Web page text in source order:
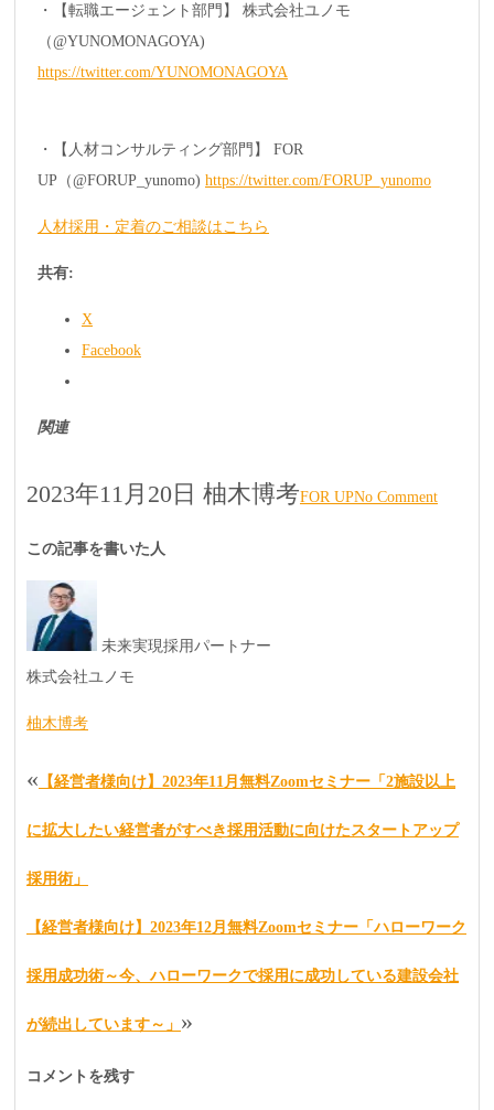
・【転職エージェント部門】 株式会社ユノモ
（@YUNOMONAGOYA)
https://twitter.com/YUNOMONAGOYA
・【人材コンサルティング部門】 FOR
UP（@FORUP_yunomo) https://twitter.com/FORUP_yunomo
人材採用・定着のご相談はこちら
共有:
X
Facebook
関連
2023年11月20日 柚木博考FOR UPNo Comment
この記事を書いた人
未来実現採用パートナー
株式会社ユノモ
柚木博考
« 【経営者様向け】2023年11月無料Zoomセミナー「2施設以上
に拡大したい経営者がすべき採用活動に向けたスタートアップ
採用術」
【経営者様向け】2023年12月無料Zoomセミナー「ハローワーク
採用成功術～今、ハローワークで採用に成功している建設会社
が続出しています～」 »
コメントを残す